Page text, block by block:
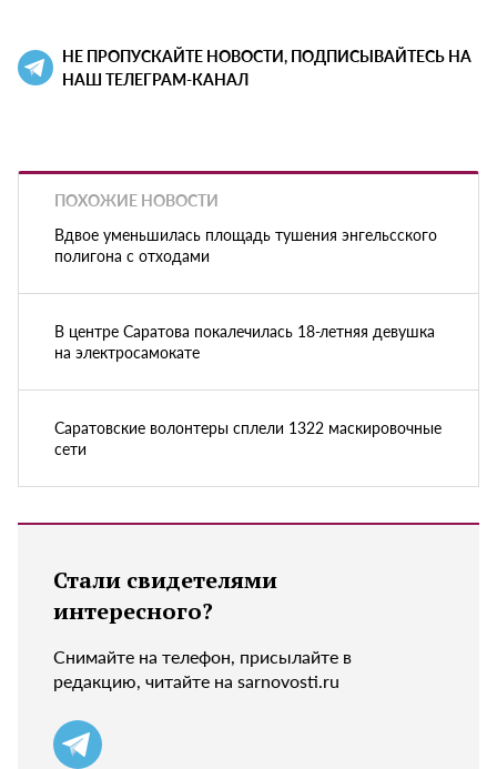
НЕ ПРОПУСКАЙТЕ НОВОСТИ, ПОДПИСЫВАЙТЕСЬ НА
НАШ ТЕЛЕГРАМ-КАНАЛ
ПОХОЖИЕ НОВОСТИ
Вдвое уменьшилась площадь тушения энгельсского
полигона с отходами
В центре Саратова покалечилась 18-летняя девушка
на электросамокате
Саратовские волонтеры сплели 1322 маскировочные
сети
Стали свидетелями
интересного?
Снимайте на телефон, присылайте в
редакцию, читайте на sarnovosti.ru